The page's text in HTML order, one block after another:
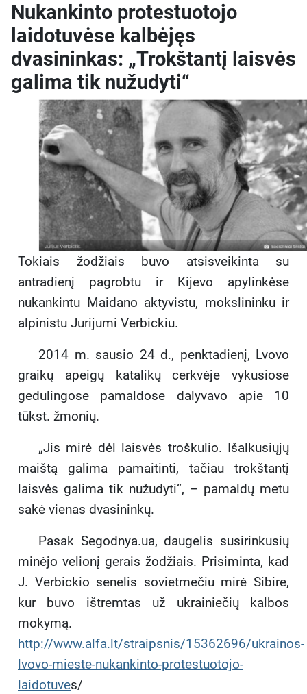
Nukankinto protestuotojo
laidotuvėse kalbėjęs
dvasininkas: „Trokštantį laisvės
galima tik nužudyti“
Tokiais žodžiais buvo atsisveikinta su
antradienį pagrobtu ir Kijevo apylinkėse
nukankintu Maidano aktyvistu, mokslininku ir
alpinistu Jurijumi Verbickiu.
2014 m. sausio 24 d., penktadienį, Lvovo
graikų apeigų katalikų cerkvėje vykusiose
gedulingose pamaldose dalyvavo apie 10
tūkst. žmonių.
„Jis mirė dėl laisvės troškulio. Išalkusiųjų
maištą galima pamaitinti, tačiau trokštantį
laisvės galima tik nužudyti“, – pamaldų metu
sakė vienas dvasininkų.
Pasak Segodnya.ua, daugelis susirinkusių
minėjo velionį gerais žodžiais. Prisiminta, kad
J. Verbickio senelis sovietmečiu mirė Sibire,
kur buvo ištremtas už ukrainiečių kalbos
mokymą.
http://www.alfa.lt/straipsnis/15362696/ukrainos-
lvovo-mieste-nukankinto-protestuotojo-
laidotuves/